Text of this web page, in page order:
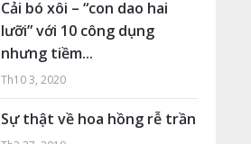
Cải bó xôi – “con dao hai
lưỡi” với 10 công dụng
nhưng tiềm...
Th10 3, 2020
Sự thật về hoa hồng rễ trần